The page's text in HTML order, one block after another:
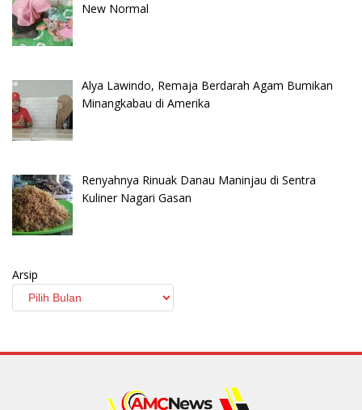
New Normal
Alya Lawindo, Remaja Berdarah Agam Bumikan
Minangkabau di Amerika
Renyahnya Rinuak Danau Maninjau di Sentra
Kuliner Nagari Gasan
Arsip